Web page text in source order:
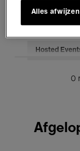
Onderwijs
Hosted
0
Alles afwijzen